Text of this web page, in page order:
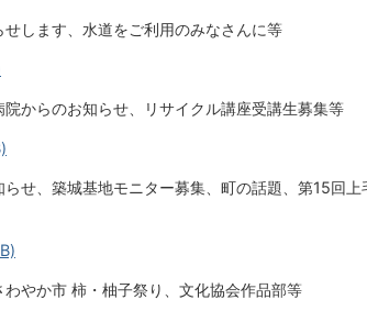
します、水道をご利用のみなさんに等
からのお知らせ、リサイクル講座受講生募集等
せ、築城基地モニター募集、町の話題、第15回上
やか市 柿・柚子祭り、文化協会作品部等